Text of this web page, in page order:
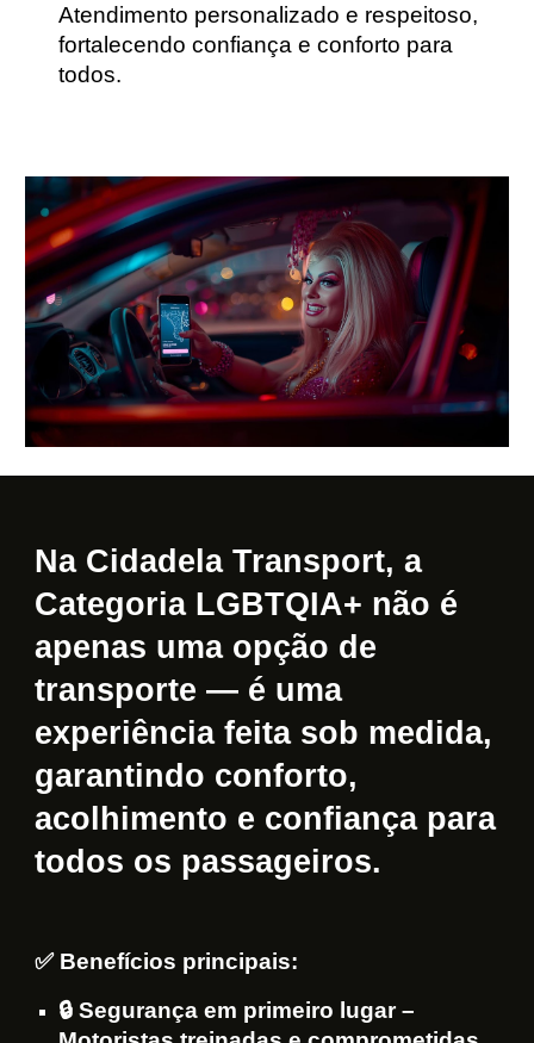
Atendimento personalizado e respeitoso,
fortalecendo confiança e conforto para
todos.
Na Cidadela Transport, a
Categoria LGBTQIA+ não é
apenas uma opção de
transporte — é uma
experiência feita sob medida,
garantindo conforto,
acolhimento e confiança para
todos os passageiros.
✅ Benefícios principais:
🔒 Segurança em primeiro lugar –